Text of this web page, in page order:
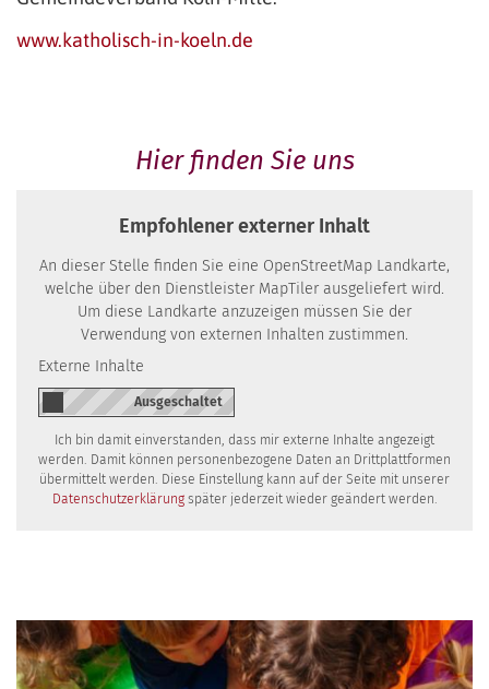
www.katholisch-in-koeln.de
Hier finden Sie uns
Empfohlener externer Inhalt
An dieser Stelle finden Sie eine OpenStreetMap Landkarte,
welche über den Dienstleister MapTiler ausgeliefert wird.
Um diese Landkarte anzuzeigen müssen Sie der
Verwendung von externen Inhalten zustimmen.
Externe Inhalte
Ich bin damit einverstanden, dass mir externe Inhalte angezeigt
werden. Damit können personenbezogene Daten an Drittplattformen
übermittelt werden. Diese Einstellung kann auf der Seite mit unserer
Datenschutzerklärungspäter jederzeit wieder geändert werden.